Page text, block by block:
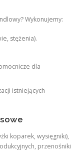
Wykonujemy:
stężenia).
dla
istniejących
koparek, wysięgniki),
przenośniki